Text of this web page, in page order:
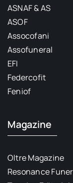
ASNAF & AS
ASOF
Assocofani
Assofuneral
EFI
Federcofit
Feniof
Magazine
Oltre Magazine
Resonance